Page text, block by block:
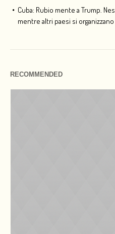
Cuba: Rubio mente a Trump.
mentre altri paesi si
RECOMMENDED